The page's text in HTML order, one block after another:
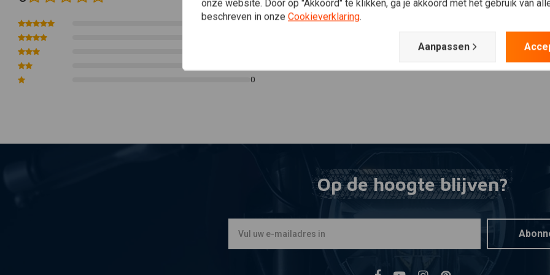
Past op de volgende BMW Paralever R-modellen met 41 mm-vorken:
Als u twijfelt of dit de juiste Clamp voor uw Bike is, neem dan contact met ons op.
0
0
Op de hoogte blijven?
onze website. Door op "Akkoord" te klikken, ga je akkoord met het gebruik van
beschreven in onze Cookieverklaring.
Aanpassen